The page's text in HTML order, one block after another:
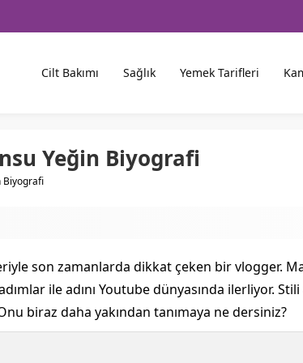
Cilt Bakımı Sağlık Yemek Tarifleri
Yeğin Biyografi
Biyografi
son zamanlarda dikkat çeken bir vlogger.
ile adını Youtube dünyasında ilerliyor.
biraz daha yakından tanımaya ne dersiniz?